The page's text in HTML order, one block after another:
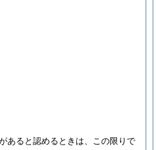
あると認めるときは、この限りで